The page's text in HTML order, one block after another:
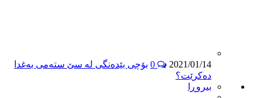
2021/01/14
بۆچى بێده‌نگى له‌ سێ سته‌مى به‌غدا
ده‌كرێت؟
بیروڕا